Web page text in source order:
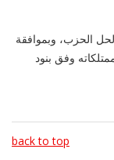
الحزب، وبموافقة
وفق بنود
back to top